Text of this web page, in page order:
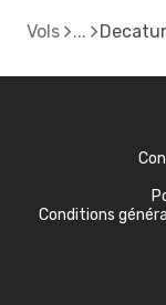
Vols Decatur
Conditions